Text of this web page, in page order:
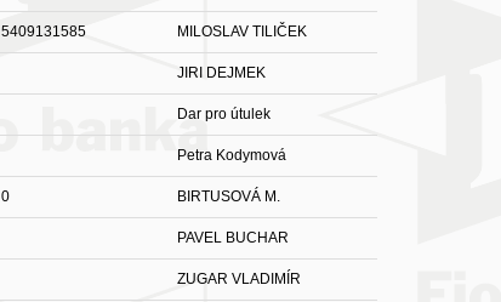
5409131585 MILOSLAV TILIČEK
JIRI DEJMEK
Dar pro útulek
Petra Kodymová
0 BIRTUSOVÁ M.
PAVEL BUCHAR
ZUGAR VLADIMÍR